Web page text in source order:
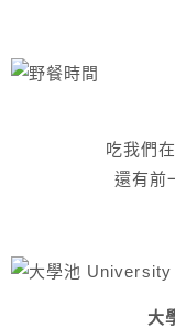
吃我們
還有前
大